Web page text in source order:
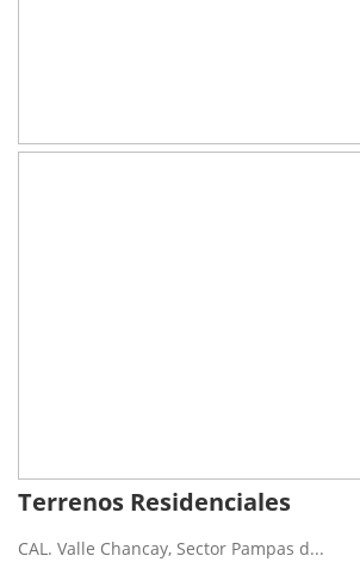
Terrenos Residenciales
CAL. Valle Chancay, Sector Pampas d...